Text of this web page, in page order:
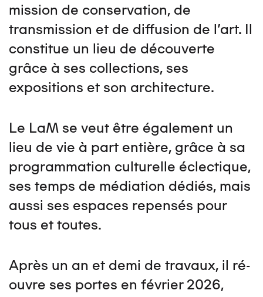
mission de conservation, de
transmission et de diffusion de l’art. Il
constitue un lieu de découverte
grâce à ses collections, ses
expositions et son architecture.
Le LaM se veut être également un
lieu de vie à part entière, grâce à sa
programmation culturelle éclectique,
ses temps de médiation dédiés, mais
aussi ses espaces repensés pour
tous et toutes.
Après un an et demi de travaux, il ré-
ouvre ses portes en février 2026,